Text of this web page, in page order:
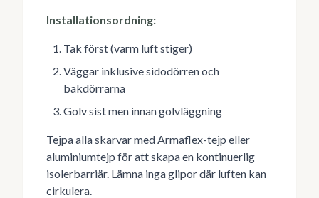
Installationsordning:
Tak först (varm luft stiger)
Väggar inklusive sidodörren och
bakdörrarna
Golv sist men innan golvläggning
Tejpa alla skarvar med Armaflex-tejp eller
aluminiumtejp för att skapa en kontinuerlig
isolerbarriär. Lämna inga glipor där luften kan
cirkulera.